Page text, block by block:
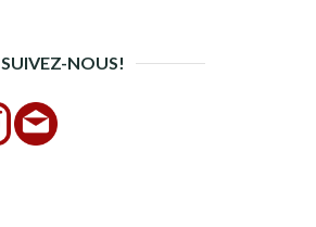
SUIVEZ-NOUS!